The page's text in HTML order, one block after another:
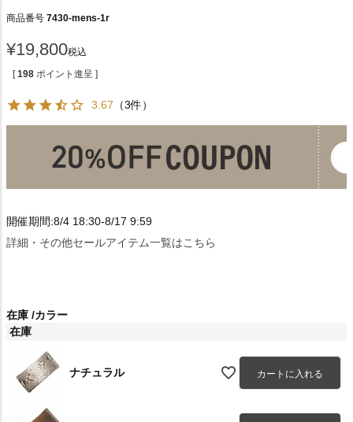
商品番号 7430-mens-1r
¥19,800税込
[ 198 ポイント進呈 ]
3.67 （3件）
開催期間:8/4 18:30-8/17 9:59
詳細・その他セールアイテム一覧はこちら
在庫 カラー
在庫
ナチュラル カートに入れる